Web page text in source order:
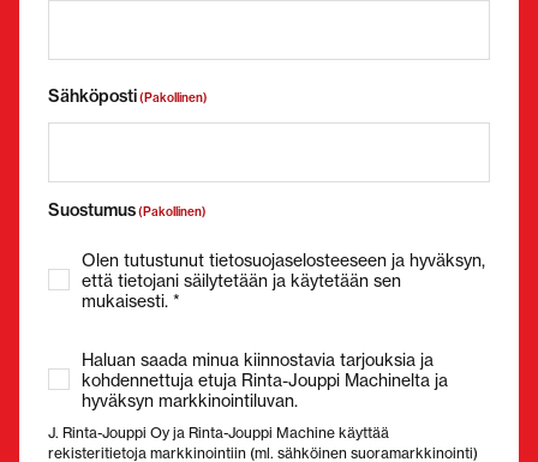
Sähköposti(Pakollinen)
Suostumus(Pakollinen)
Olen tutustunut tietosuojaselosteeseen ja hyväksyn,
että tietojani säilytetään ja käytetään sen
mukaisesti. *
Haluan saada minua kiinnostavia tarjouksia ja
kohdennettuja etuja Rinta-Jouppi Machinelta ja
hyväksyn markkinointiluvan.
J. Rinta-Jouppi Oy ja Rinta-Jouppi Machine käyttää
rekisteritietoja markkinointiin (ml. sähköinen suoramarkkinointi)